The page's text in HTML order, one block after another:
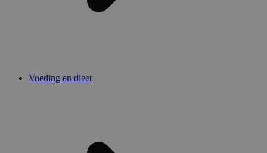
Voeding en dieet